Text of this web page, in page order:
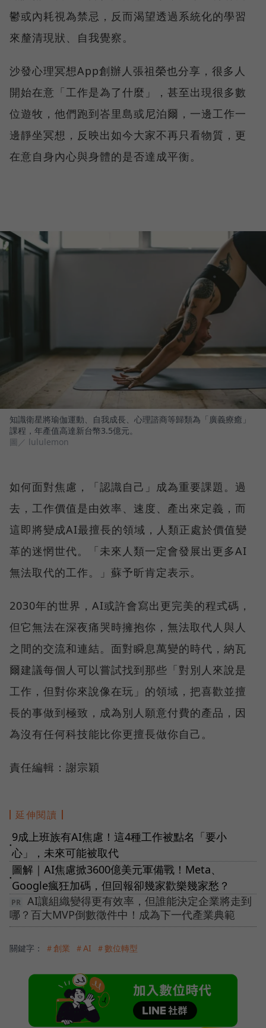
鬱或內耗視為禁忌，反而渴望透過系統化的學習
來釐清現狀、自我覺察。
沙發心理冥想App創辦人張祖榮也分享，很多人
開始在意「工作是為了什麼」，甚至出現很多數
位遊牧，他們跑到峇里島或尼泊爾，一邊工作一
邊靜坐冥想，反映出如今大家不再只看物質，更
在意自身內心與身體的是否達成平衡。
知識衛星將瑜伽運動、自我成長、心理諮商等歸類為「廣義療癒」
課程，年產值高達新台幣3.5億元。
圖／ lululemon
如何面對焦慮，「認識自己」成為重要課題。過
去，工作價值是由效率、速度、產出來定義，而
這即將變成AI最擅長的領域，人類正處於價值變
革的迷惘世代。「未來人類一定會發展出更多AI
無法取代的工作。」蘇予昕肯定表示。
2030年的世界，AI或許會寫出更完美的程式碼，
但它無法在深夜痛哭時擁抱你，無法取代人與人
之間的交流和連結。面對瞬息萬變的時代，納瓦
爾建議每個人可以嘗試找到那些「對別人來說是
工作，但對你來說像在玩」的領域，把喜歡並擅
長的事做到極致，成為別人願意付費的產品，因
為沒有任何科技能比你更擅長做你自己。
責任編輯：謝宗穎
延伸閱讀
●
9成上班族有AI焦慮！這4種工作被點名「要小
心」，未來可能被取代
●
圖解｜AI焦慮掀3600億美元軍備戰！Meta、
Google瘋狂加碼，但回報卻幾家歡樂幾家愁？
AI讓組織變得更有效率，但誰能決定企業將走到
哪？百大MVP倒數徵件中！成為下一代產業典範
關鍵字： ＃創業 ＃AI ＃數位轉型